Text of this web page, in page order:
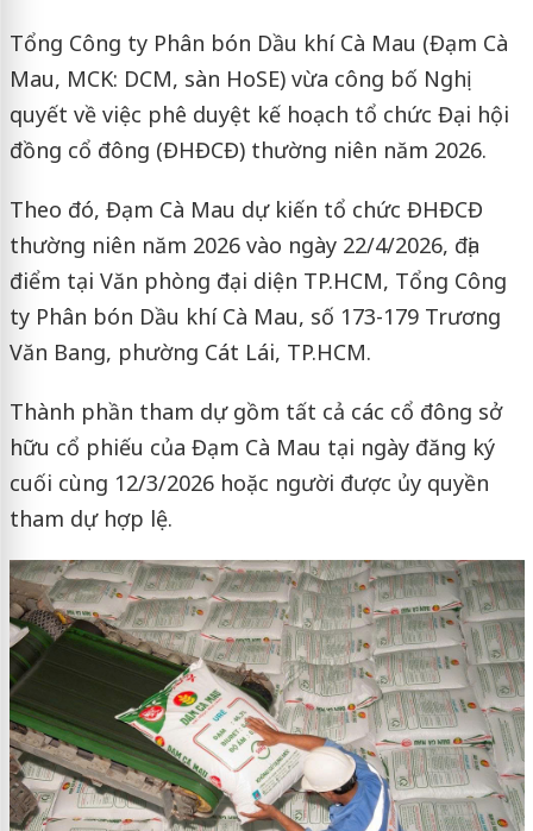
Tổng Công ty Phân bón Dầu khí Cà Mau (Đạm Cà
Mau, MCK: DCM, sàn HoSE) vừa công bố Nghị
quyết về việc phê duyệt kế hoạch tổ chức Đại hội
đồng cổ đông (ĐHĐCĐ) thường niên năm 2026.
Theo đó, Đạm Cà Mau dự kiến tổ chức ĐHĐCĐ
thường niên năm 2026 vào ngày 22/4/2026, địa
điểm tại Văn phòng đại diện TP.HCM, Tổng Công
ty Phân bón Dầu khí Cà Mau, số 173-179 Trương
Văn Bang, phường Cát Lái, TP.HCM.
Thành phần tham dự gồm tất cả các cổ đông sở
hữu cổ phiếu của Đạm Cà Mau tại ngày đăng ký
cuối cùng 12/3/2026 hoặc người được ủy quyền
tham dự hợp lệ.